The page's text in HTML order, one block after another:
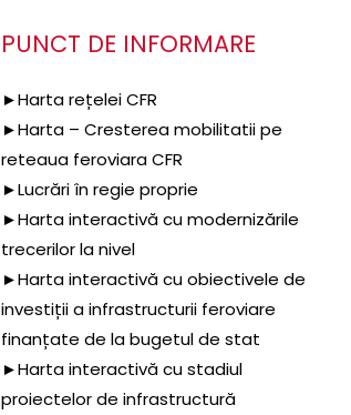
PUNCT DE INFORMARE
►Harta rețelei CFR
►Harta – Cresterea mobilitatii pe
reteaua feroviara CFR
►Lucrări în regie proprie
►Harta interactivă cu modernizările
trecerilor la nivel
►Harta interactivă cu obiectivele de
investiții a infrastructurii feroviare
finanțate de la bugetul de stat
►Harta interactivă cu stadiul
proiectelor de infrastructură